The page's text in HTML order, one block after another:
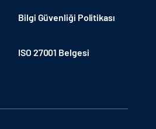
Bilgi Güvenliği Politikası
ISO 27001 Belgesi